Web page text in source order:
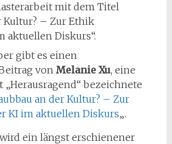
mit dem Titel
Kultur? – Zur Ethik
aktuellen Diskurs“.
gibt es einen
vonMelanie Xu, eine
bezeichnete
an der Kultur? – Zur
KI im aktuellen Diskurs„.
ein längst erschienener